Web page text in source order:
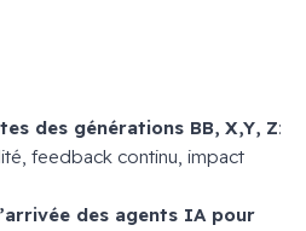
des générations BB, X,Y, Z:
feedback continu, impact
des agents IA pour